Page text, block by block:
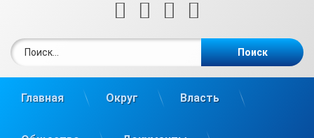
RSS E-mailВКонтакте
Главная Округ Власть